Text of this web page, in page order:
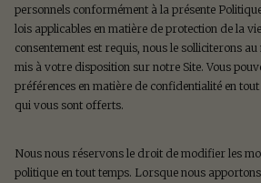
personnels conformément à la présente
lois applicables en matière de protection de la
consentement est requis, nous le solliciterons
mis à votre disposition sur notre Site. Vous
préférences en matière de confidentialité en
qui vous sont offerts.
Nous nous réservons le droit de modifier les
politique en tout temps. Lorsque nous